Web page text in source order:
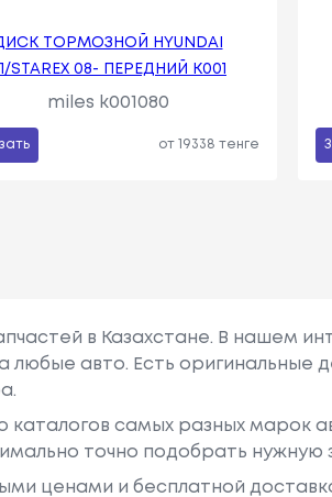
ТОРМОЗНОЙ HYUNDAI
STAREX 08- ПЕРЕДНИЙ K001
miles k001080
от 19338 тенге
в Казахстане. В нашем
любые авто. Есть оригинальные
самых разных марок
точно подобрать нужную
ценами и бесплатной